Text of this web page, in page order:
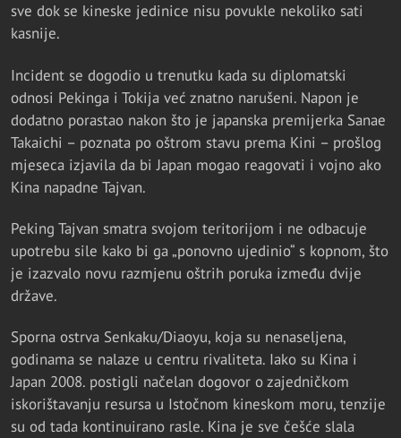
sve dok se kineske jedinice nisu povukle nekoliko sati
kasnije.
Incident se dogodio u trenutku kada su diplomatski
odnosi Pekinga i Tokija već znatno narušeni. Napon je
dodatno porastao nakon što je japanska premijerka Sanae
Takaichi – poznata po oštrom stavu prema Kini – prošlog
mjeseca izjavila da bi Japan mogao reagovati i vojno ako
Kina napadne Tajvan.
Peking Tajvan smatra svojom teritorijom i ne odbacuje
upotrebu sile kako bi ga „ponovno ujedinio“ s kopnom, što
je izazvalo novu razmjenu oštrih poruka između dvije
države.
Sporna ostrva Senkaku/Diaoyu, koja su nenaseljena,
godinama se nalaze u centru rivaliteta. Iako su Kina i
Japan 2008. postigli načelan dogovor o zajedničkom
iskorištavanju resursa u Istočnom kineskom moru, tenzije
su od tada kontinuirano rasle. Kina je sve češće slala